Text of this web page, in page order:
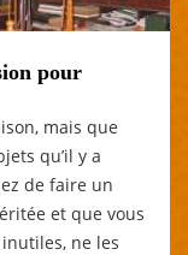
pour
mais que
qu’il y a
de faire un
et que vous
ne les